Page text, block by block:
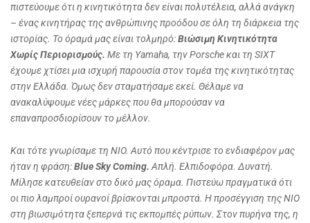
πιστεύουμε ότι η κινητικότητα δεν είναι πολυτέλεια, αλλά ανάγκη
– ένας κινητήρας της ανθρώπινης προόδου σε όλη τη διάρκεια της
ιστορίας. Το όραμά μας είναι τολμηρό:Βιώσιμη Κινητικότητα
Χωρίς Περιορισμούς. Με τη Yamaha, τηνPorscheκαι τη SIXT
έχουμε χτίσει μια ισχυρή παρουσία στον τομέα της κινητικότητας
στην Ελλάδα. Όμως δεν σταματήσαμε εκεί. Θέλαμε να
ανακαλύψουμε νέες μάρκες που θα μπορούσαν να
επαναπροσδιορίσουν το μέλλον.
Και τότε γνωρίσαμε τη NIO. Αυτό που κέντρισε το ενδιαφέρον μας
ήταν η φράση:BlueSkyComing. Απλή. Ελπιδοφόρα. Δυνατή.
Μίλησε κατευθείαν στο δικό μας όραμα. Πιστεύω πραγματικά ότι
οι πιο λαμπροί ουρανοί βρίσκονται μπροστά. Η προσέγγιση τηςNIO
στη βιωσιμότητα ξεπερνά τις εκπομπές ρύπων. Στον πυρήνα της, η